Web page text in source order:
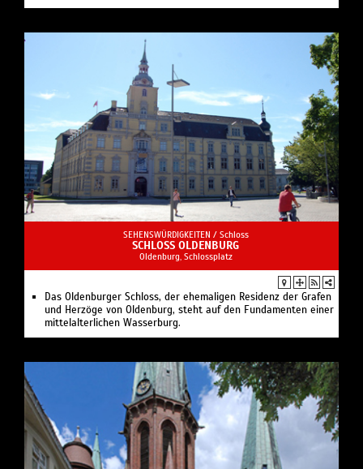
SEHENSWÜRDIGKEITEN / Schloss
SCHLOSS OLDENBURG
Oldenburg, Schlossplatz
Das Oldenburger Schloss, der ehemaligen Residenz der Grafen
und Herzöge von Oldenburg, steht auf den Fundamenten einer
mittelalterlichen Wasserburg.